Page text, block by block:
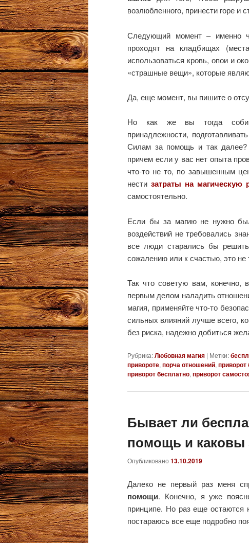
возлюбленного, принести горе и
Следующий момент – именно
проходят на кладбищах
использоваться кровь, опои и
«страшные вещи», которые
Да, еще момент, вы пишите о
Но как же вы тогда
принадлежности,
Силам за помощь и так далее?
причем если у вас нет опыта
что-то не то, по завышенным
нести затраты на магическую
самостоятельно.
Если бы за магию не нужно
воздействий не требовались
все люди старались бы
сожалению или к счастью, это не
Так что советую вам, конечно,
первым делом наладить
магия, применяйте что-то
сильных влияний лучше всего,
без риска, надежно добиться
Рубрика:Любовная магия | Метки:
привороте,порча отношений,приворот
приворот бесплатно,приворот
Бывает ли
помощь и каковы
Опубликовано 13.10.2019
Далеко не первый раз меня
помощи. Конечно, я уже
принципе. Но раз еще остаются
постараюсь все еще подробно